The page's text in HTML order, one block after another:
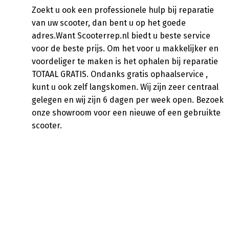
Zoekt u ook een professionele hulp bij reparatie
van uw scooter, dan bent u op het goede
adres.Want Scooterrep.nl biedt u beste service
voor de beste prijs. Om het voor u makkelijker en
voordeliger te maken is het ophalen bij reparatie
TOTAAL GRATIS. Ondanks gratis ophaalservice ,
kunt u ook zelf langskomen. Wij zijn zeer centraal
gelegen en wij zijn 6 dagen per week open. Bezoek
onze showroom voor een nieuwe of een gebruikte
scooter.